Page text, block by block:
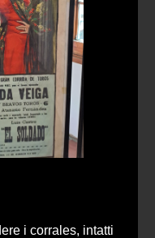
i corrales, intatti